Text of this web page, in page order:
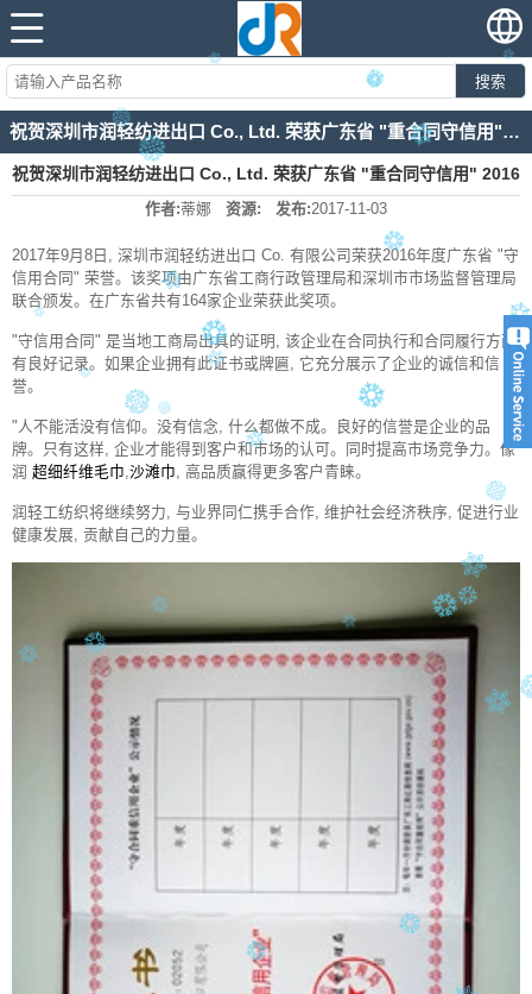
搜索
祝贺深圳市润轻纺进出口 Co., Ltd. 荣获广东省 "重合同守信用" 2016年荣誉。
祝贺深圳市润轻纺进出口 Co., Ltd. 荣获广东省 "重合同守信用" 2016
作者:蒂娜 资源: 发布:2017-11-03
2017年9月8日, 深圳市润轻纺进出口 Co. 有限公司荣获2016年度广东省 "守
信用合同" 荣誉。该奖项由广东省工商行政管理局和深圳市市场监督管理局
联合颁发。在广东省共有164家企业荣获此奖项。
"守信用合同" 是当地工商局出具的证明, 该企业在合同执行和合同履行方面
有良好记录。如果企业拥有此证书或牌匾, 它充分展示了企业的诚信和信
誉。
"人不能活没有信仰。没有信念, 什么都做不成。良好的信誉是企业的品
牌。只有这样, 企业才能得到客户和市场的认可。同时提高市场竞争力。像
润 超细纤维毛巾,沙滩巾, 高品质赢得更多客户青睐。
润轻工纺织将继续努力, 与业界同仁携手合作, 维护社会经济秩序, 促进行业
健康发展, 贡献自己的力量。